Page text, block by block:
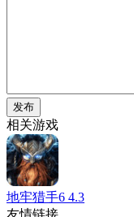
发布
相关游戏
地牢猎手6 4.3
友情链接